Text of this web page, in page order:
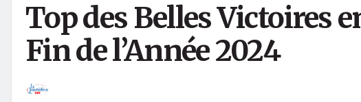
Top des Belles Victoires
Fin de l’Année 2024